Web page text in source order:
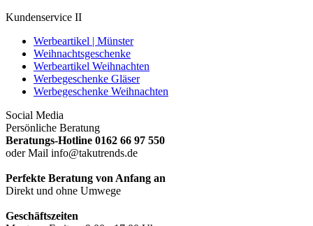
Kundenservice II
Werbeartikel | Münster
Weihnachtsgeschenke
Werbeartikel Weihnachten
Werbegeschenke Gläser
Werbegeschenke Weihnachten
Social Media
Persönliche Beratung
Beratungs-Hotline 0162 66 97 550
oder Mail info@takutrends.de
Perfekte Beratung von Anfang an
Direkt und ohne Umwege
Geschäftszeiten